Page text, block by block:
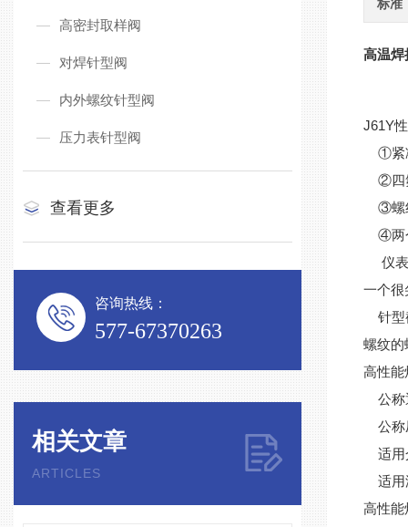
高密封取样阀
对焊针型阀
内外螺纹针型阀
压力表针型阀
查看更多
咨询热线：
577-67370263
相关文章
ARTICLES
标准
高温焊
J61Y
①紧
②四
③螺
④两
仪表
一个很
针型
螺纹的
高性
公称
公称
适用
适用
高性